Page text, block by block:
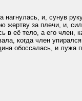
и, сунув
жертву за плечи, и,
в её тело, а его член,
когда член
обоссалась, и лужа